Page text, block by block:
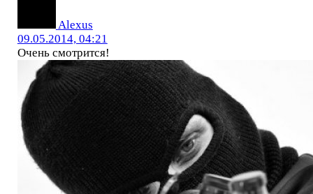
Alexus
09.05.2014, 04:21
Очень смотрится!